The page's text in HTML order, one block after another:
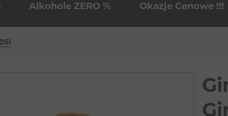
Alkohole ZERO % Okazje Cenowe !!!